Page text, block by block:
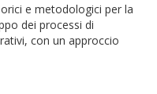
e metodologici per la
dei processi di
con un approccio